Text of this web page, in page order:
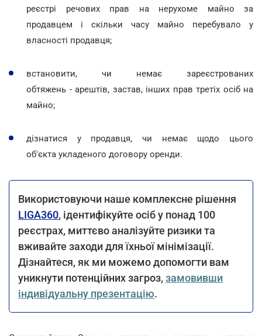
реєстрі речових прав на нерухоме майно за
продавцем і скільки часу майно перебувало у
власності продавця;
встановити, чи немає зареєстрованих
обтяжень - арештів, застав, інших прав третіх осіб на
майно;
дізнатися у продавця, чи немає щодо цього
об'єкта укладеного договору оренди.
Використовуючи наше комплексне рішення
LIGA360, ідентифікуйте осіб у понад 100
реєстрах, миттєво аналізуйте ризики та
вживайте заходи для їхньої мінімізації.
Дізнайтеся, як ми можемо допомогти вам
уникнути потенційних загроз, замовивши
індивідуальну презентацію.